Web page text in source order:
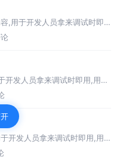
,用于开发人员拿来调试时即
发人员拿来调试时即用,用于
开发人员拿来调试时即用,用